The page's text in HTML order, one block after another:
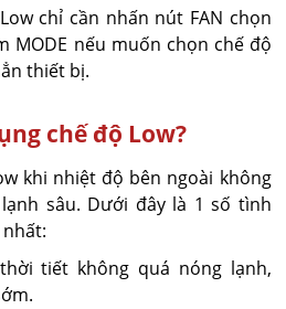
chỉ cần nhấn nút FAN chọn
MODE nếu muốn chọn chế độ
thiết bị.
chế độ Low?
khi nhiệt độ bên ngoài không
sâu. Dưới đây là 1 số tình
tiết không quá nóng lạnh,